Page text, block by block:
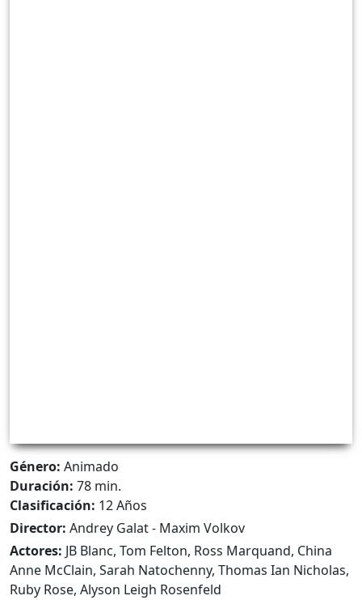
Género: Animado
Duración: 78 min.
Clasificación: 12 Años
Director: Andrey Galat - Maxim Volkov
Actores: JB Blanc, Tom Felton, Ross Marquand, China
Anne McClain, Sarah Natochenny, Thomas Ian Nicholas,
Ruby Rose, Alyson Leigh Rosenfeld